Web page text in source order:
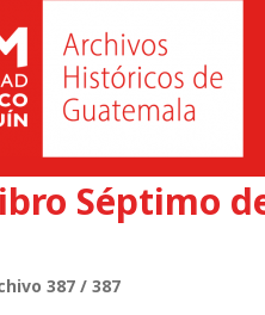
Séptimo
387 / 387